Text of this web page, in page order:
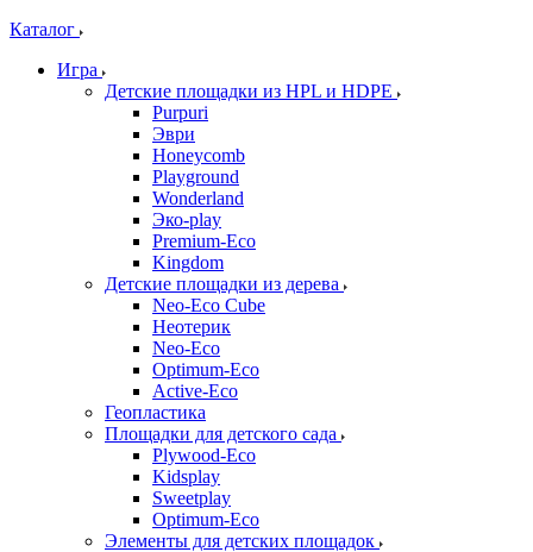
Каталог
Игра
Детские площадки из HPL и HDPE
Purpuri
Эври
Honeycomb
Playground
Wonderland
Эко-play
Premium-Eco
Kingdom
Детские площадки из дерева
Neo-Eco Cube
Неотерик
Neo-Eco
Оptimum-Еco
Active-Eco
Геопластика
Площадки для детского сада
Plywood-Eco
Kidsplay
Sweetplay
Оptimum-Еco
Элементы для детских площадок